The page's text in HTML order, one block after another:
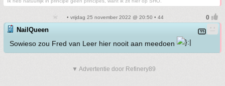
• vrijdag 25 november 2022 @ 20:50 • 44
NailQueen
Sowieso zou Fred van Leer hier nooit aan meedoen
▼ Advertentie door Refinery89